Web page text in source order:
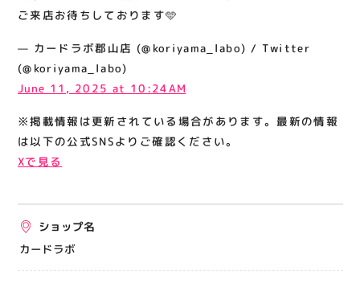
関連情報
お知らせ
お問い合わせ
プライバシーポリシー
運営会社
出店をご検討の方へ
ご来店お待ちしております🩵
— カードラボ郡山店 (@koriyama_labo) / Twitter
(@koriyama_labo)
June 11, 2025 at 10:24AM
※掲載情報は更新されている場合があります。最新の情報
は以下の公式SNSよりご確認ください。
Xで見る
ショップ名
カードラボ